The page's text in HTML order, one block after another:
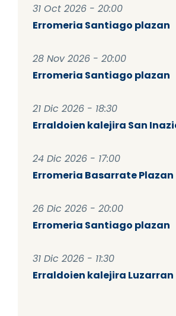
31 Oct 2026 - 20:00
Erromeria Santiago plazan
28 Nov 2026 - 20:00
Erromeria Santiago plazan
21 Dic 2026 - 18:30
Erraldoien kalejira San
24 Dic 2026 - 17:00
Erromeria Basarrate Plazan
26 Dic 2026 - 20:00
Erromeria Santiago plazan
31 Dic 2026 - 11:30
Erraldoien kalejira Luzarran